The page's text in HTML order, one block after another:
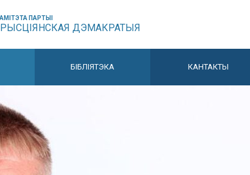
ПАРТЫІ
ДЭМАКРАТЫЯ
БІБЛІЯТЭКА КАНТАКТЫ